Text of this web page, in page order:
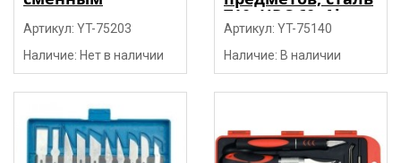
лезвием SK5, Al,
TPR, 4 лезвия
"Yato"
Артикул: YT-75203
Наличие: Нет в наличии
Т10, HRC 60, Al
"Yato"
Артикул: YT-75140
Наличие: В наличии